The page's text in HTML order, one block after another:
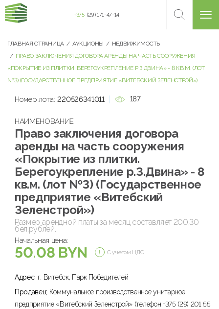
+375 (29) 171-47-14
ГЛАВНАЯ СТРАНИЦА АУКЦИОНЫ
НЕДВИЖИМОСТЬ
ПРАВО ЗАКЛЮЧЕНИЯ ДОГОВОРА АРЕНДЫ НА ЧАСТЬ СООРУЖЕНИЯ
«ПОКРЫТИЕ ИЗ ПЛИТКИ. БЕРЕГОУКРЕПЛЕНИЕ Р.З.ДВИНА» - 8 КВ.М. (ЛОТ
№3) (ГОСУДАРСТВЕННОЕ ПРЕДПРИЯТИЕ «ВИТЕБСКИЙ ЗЕЛЕНСТРОЙ»)
Номер лота: 220526341011 187
НАИМЕНОВАНИЕ
Право заключения договора
аренды на часть сооружения
«Покрытие из плитки.
Берегоукрепление р.З.Двина» - 8
кв.м. (лот №3) (Государственное
предприятие «Витебский
Зеленстрой»)
Размер арендной платы за месяц составляет 200,30
бел.рублей.
Начальная цена:
50.08 BYN С учетом НДС
Адрес: г. Витебск, Парк Победителей
Продавец: Коммунальное производственное унитарное
предприятие «Витебский Зеленстрой» (телефон +375 (29) 201 55